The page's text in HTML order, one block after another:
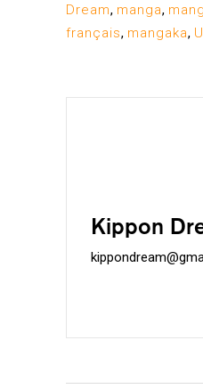
Dream, manga,
français, mangaka,
Kippon